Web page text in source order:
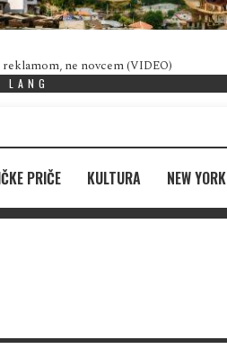
ne novcem (VIDEO)
LANG
PRIČE KULTURA NEW YORK